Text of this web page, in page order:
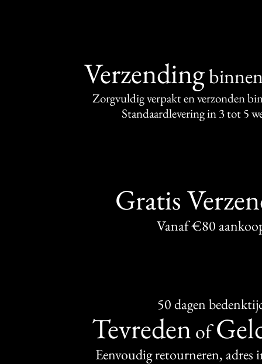
Verzending
Zorgvuldig verpakt en verzonden
Standaardlevering in 3 tot 5
Gratis
Vanaf €80
50 dagen
Tevredenof
Eenvoudig retourneren, adres